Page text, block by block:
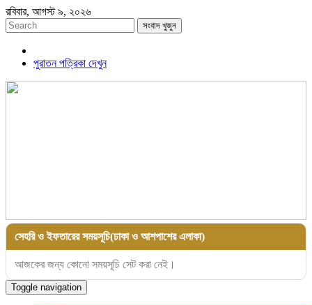
রবিবার, আগস্ট ৯, ২০২৬
সংবাদ খুজুন
পুরাতন পত্রিকা দেখুন
সেহরি ও ইফতারের সময়সূচি(ঢাকা ও আশপাশের এলাকা)
আজকের জন্য কোনো সময়সূচি সেট করা নেই।
Toggle navigation